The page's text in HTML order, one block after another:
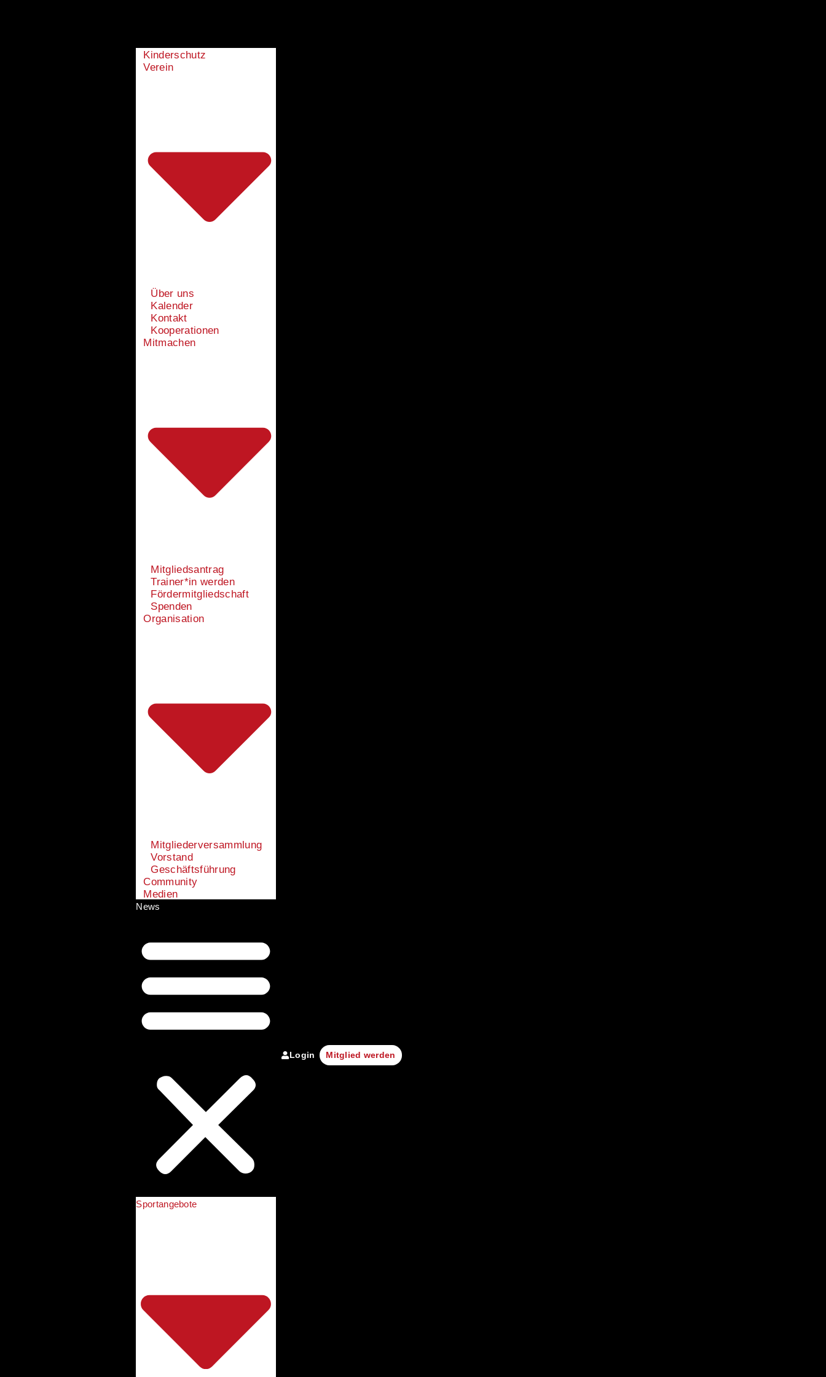
Kinderschutz
Verein
Über uns
Kalender
Kontakt
Kooperationen
Mitmachen
Mitgliedsantrag
Trainer*in werden
Fördermitgliedschaft
Spenden
Organisation
Mitgliederversammlung
Vorstand
Geschäftsführung
Community
Medien
News
Sportangebote
Login Mitglied werden